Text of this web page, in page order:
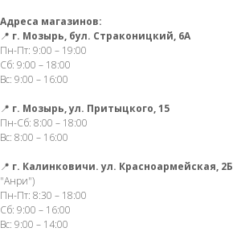
Адреса магазинов:
📍 г. Мозырь, бул. Страконицкий, 6А
Пн-Пт: 9:00 – 19:00
Сб: 9:00 – 18:00
Вс: 9:00 – 16:00
📍 г. Мозырь, ул. Притыцкого, 15
Пн-Сб: 8:00 – 18:00
Вс: 8:00 – 16:00
📍 г. Калинковичи. ул. Красноармейская, 2Б
"Анри")
Пн-Пт: 8:30 – 18:00
Сб: 9:00 – 16:00
Вс: 9:00 – 14:00